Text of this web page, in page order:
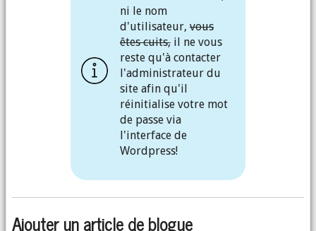
ni le nom
d'utilisateur,vous
êtes cuits,il ne vous
reste qu'à contacter
l'administrateur du
site afin qu'il
réinitialise votre mot
de passe via
l'interface de
Wordpress!
Ajouter un article de blogue